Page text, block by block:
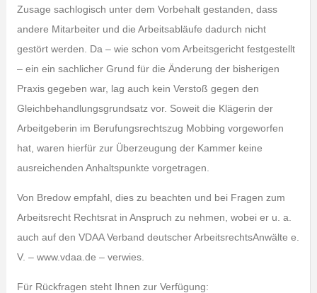
Zusage sachlogisch unter dem Vorbehalt gestanden, dass
andere Mitarbeiter und die Arbeitsabläufe dadurch nicht
gestört werden. Da – wie schon vom Arbeitsgericht festgestellt
– ein ein sachlicher Grund für die Änderung der bisherigen
Praxis gegeben war, lag auch kein Verstoß gegen den
Gleichbehandlungsgrundsatz vor. Soweit die Klägerin der
Arbeitgeberin im Berufungsrechtszug Mobbing vorgeworfen
hat, waren hierfür zur Überzeugung der Kammer keine
ausreichenden Anhaltspunkte vorgetragen.
Von Bredow empfahl, dies zu beachten und bei Fragen zum
Arbeitsrecht Rechtsrat in Anspruch zu nehmen, wobei er u. a.
auch auf den VDAA Verband deutscher ArbeitsrechtsAnwälte e.
V. – www.vdaa.de – verwies.
Für Rückfragen steht Ihnen zur Verfügung: